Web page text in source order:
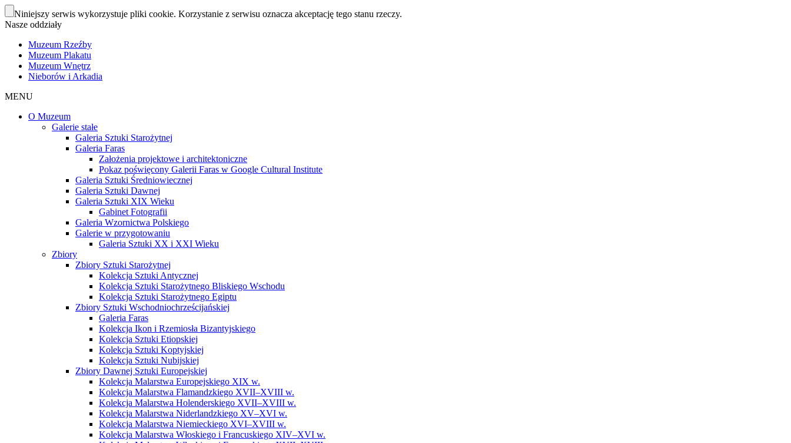
Niniejszy serwis wykorzystuje pliki cookie. Korzystanie z serwisu oznacza akceptację tego stanu rzeczy.
Nasze oddziały
Muzeum Rzeźby
Muzeum Plakatu
Muzeum Wnętrz
Nieborów i Arkadia
MENU
O Muzeum
Galerie stałe
Galeria Sztuki Starożytnej
Galeria Faras
Założenia projektowe i architektoniczne
Pokaz poświęcony Galerii Faras w Google Cultural Institute
Galeria Sztuki Średniowiecznej
Galeria Sztuki Dawnej
Galeria Sztuki XIX Wieku
Gabinet Fotografii
Galeria Wzornictwa Polskiego
Galerie w przygotowaniu
Galeria Sztuki XX i XXI Wieku
Zbiory
Zbiory Sztuki Starożytnej
Kolekcja Sztuki Antycznej
Kolekcja Sztuki Starożytnego Bliskiego Wschodu
Kolekcja Sztuki Starożytnego Egiptu
Zbiory Sztuki Wschodniochrześcijańskiej
Galeria Faras
Kolekcja Ikon i Rzemiosła Bizantyjskiego
Kolekcja Sztuki Etiopskiej
Kolekcja Sztuki Koptyjskiej
Kolekcja Sztuki Nubijskiej
Zbiory Dawnej Sztuki Europejskiej
Kolekcja Malarstwa Europejskiego XIX w.
Kolekcja Malarstwa Flamandzkiego XVII–XVIII w.
Kolekcja Malarstwa Holenderskiego XVII–XVIII w.
Kolekcja Malarstwa Niderlandzkiego XV–XVI w.
Kolekcja Malarstwa Niemieckiego XVI–XVIII w.
Kolekcja Malarstwa Włoskiego i Francuskiego XIV–XVI w.